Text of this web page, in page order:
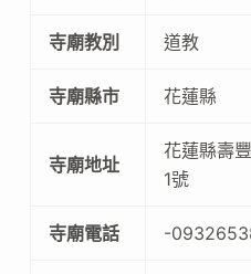
寺廟教別 道教
寺廟縣市 花蓮縣
寺廟地址
花蓮縣壽
1號
寺廟電話 -